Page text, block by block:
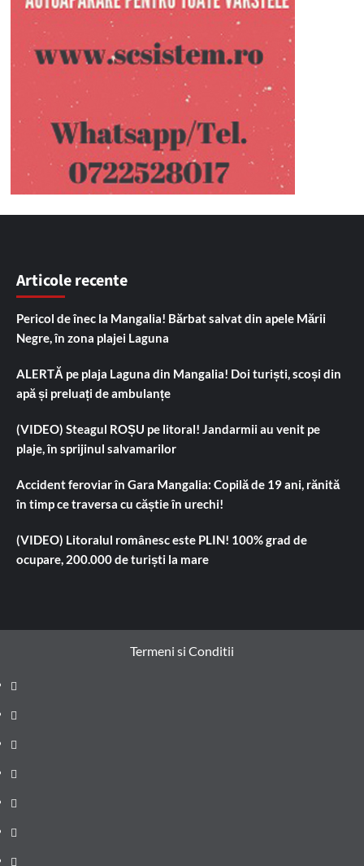
Articole recente
Pericol de înec la Mangalia! Bărbat salvat din apele Mării
Negre, în zona plajei Laguna
ALERTĂ pe plaja Laguna din Mangalia! Doi turiști, scoși din
apă și preluați de ambulanțe
(VIDEO) Steagul ROȘU pe litoral! Jandarmii au venit pe
plaje, în sprijinul salvamarilor
Accident feroviar în Gara Mangalia: Copilă de 19 ani, rănită
în timp ce traversa cu căștie în urechi!
(VIDEO) Litoralul românesc este PLIN! 100% grad de
ocupare, 200.000 de turiști la mare
Termeni si Conditii
Prima
pagină
Știri
de
ultima
Administrație
locală
Actualitate
Justiție
Cultura
Sănătate